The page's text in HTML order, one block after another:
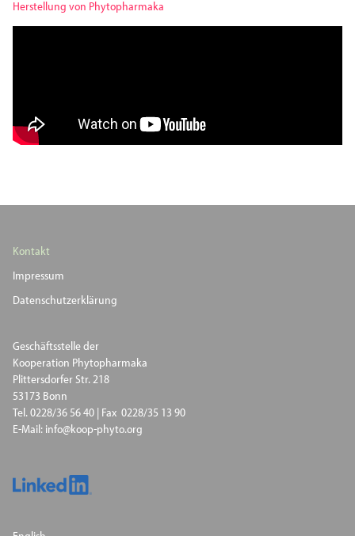
Herstellung von Phytopharmaka
Kontakt
Impressum
Datenschutzerklärung
Geschäftsstelle der
Kooperation Phytopharmaka
Plittersdorfer Str. 218
53173 Bonn
Tel. 0228/36 56 40 | Fax 0228/35 13 90
E-Mail: info@koop-phyto.org